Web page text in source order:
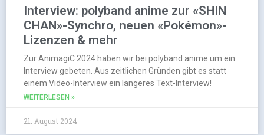
Interview: polyband anime zur «SHIN
CHAN»-Synchro, neuen «Pokémon»-
Lizenzen & mehr
Zur AnimagiC 2024 haben wir bei polyband anime um ein
Interview gebeten. Aus zeitlichen Gründen gibt es statt
einem Video-Interview ein längeres Text-Interview!
WEITERLESEN »
21. August 2024